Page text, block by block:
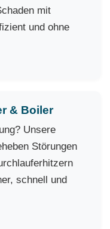
mit
und ohne
& Boiler
Unsere
Störungen
schnell und